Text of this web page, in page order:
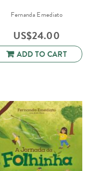
Fernanda Emediato
US$24.00
ADD TO CART